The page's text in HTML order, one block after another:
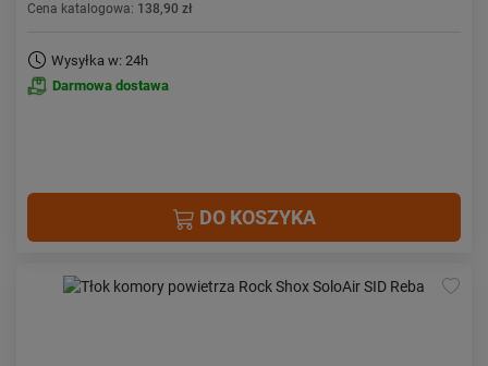
Cena katalogowa: 138,90 zł
Wysyłka w: 24h
Darmowa dostawa
DO KOSZYKA